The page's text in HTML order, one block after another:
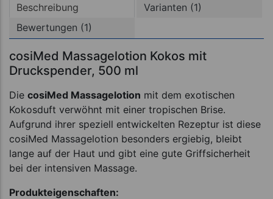
Beschreibung
Varianten (1)
Bewertungen (1)
cosiMed Massagelotion Kokos mit
Druckspender, 500 ml
Die cosiMed Massagelotion mit dem exotischen
Kokosduft verwöhnt mit einer tropischen Brise.
Aufgrund ihrer speziell entwickelten Rezeptur ist diese
cosiMed Massagelotion besonders ergiebig, bleibt
lange auf der Haut und gibt eine gute Griffsicherheit
bei der intensiven Massage.
Produkteigenschaften: